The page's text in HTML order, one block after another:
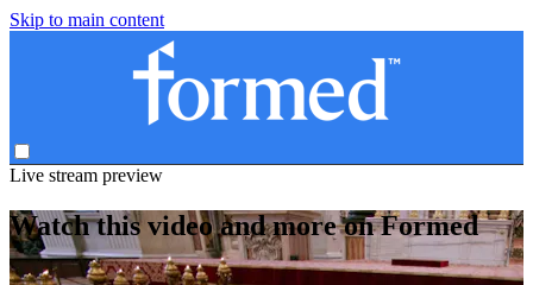
Skip to main content
Live stream preview
Watch this video and more on Formed